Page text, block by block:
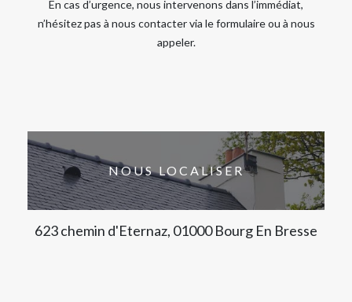
En cas d’urgence, nous intervenons dans l’immédiat,
n’hésitez pas à nous contacter via le formulaire ou à nous
appeler.
NOUS LOCALISER
623 chemin d'Eternaz, 01000 Bourg En Bresse